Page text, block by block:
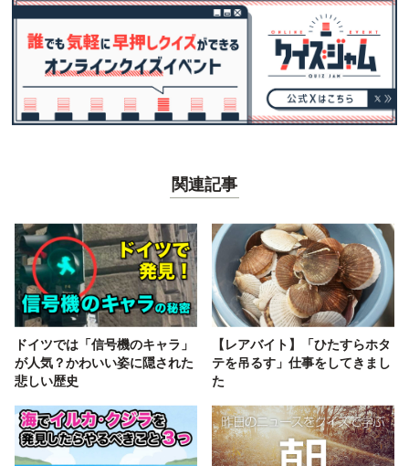
関連記事
ドイツでは「信号機のキャラ」
が人気？かわいい姿に隠された
悲しい歴史
【レアバイト】「ひたすらホタ
テを吊るす」仕事をしてきまし
た